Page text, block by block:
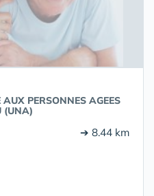
PERSONNES AGEES
(UNA)
➔ 8.44 km